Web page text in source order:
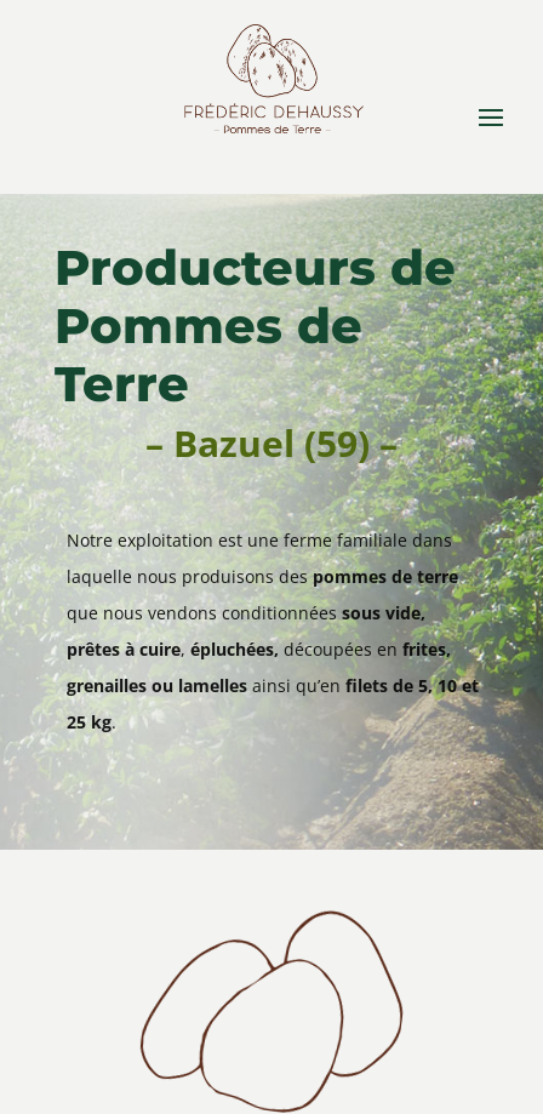
Producteurs de
Pommes de
Terre
– Bazuel (59) –
Notre exploitation est une ferme familiale dans
laquelle nous produisons despommes de terre
que nous vendons conditionnées sous vide,
prêtes à cuire, épluchées,découpées en frites,
grenailles ou lamelles ainsi qu’en filets de 5, 10 et
25 kg.